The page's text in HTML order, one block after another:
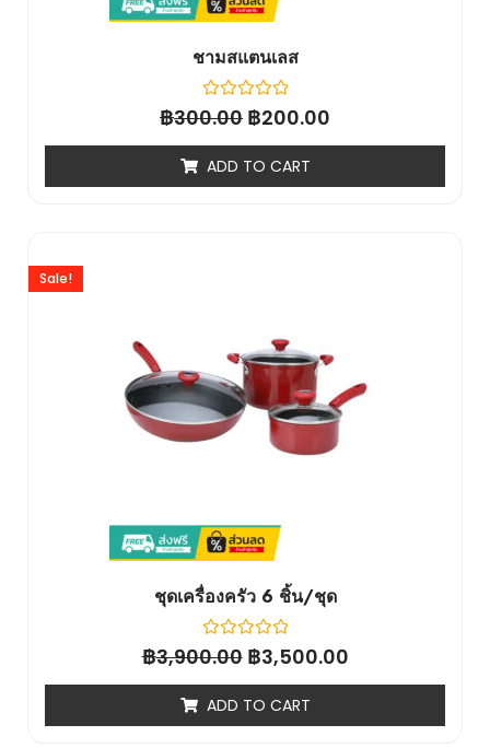
ชามสแตนเลส
Rated
0
5
฿300.00 ฿200.00
ADD TO CART
ชุดเครื่องครัว 6 ชิ้น/ชุด
Rated
0
5
Sale!
฿3,900.00 ฿3,500.00
ADD TO CART